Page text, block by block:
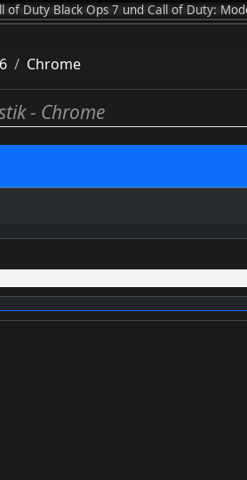
Ops 7 und Call of Duty: Modern
Chrome
- Chrome